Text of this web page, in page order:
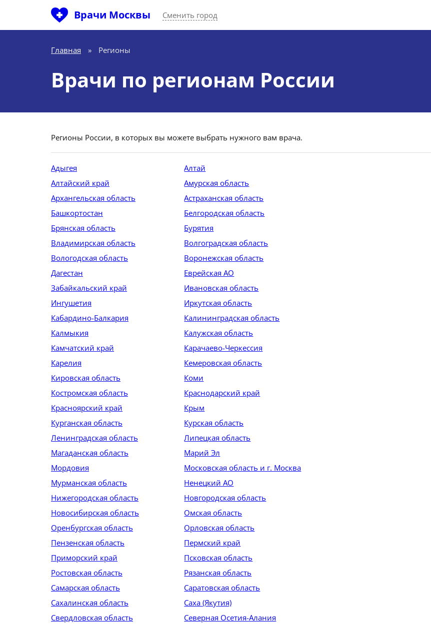
Врачи Москвы Сменить город
Главная » Регионы
Врачи по регионам России
Регионы России, в которых вы можете выбрать нужного вам врача.
Адыгея
Алтай
Алтайский край
Амурская область
Архангельская область
Астраханская область
Башкортостан
Белгородская область
Брянская область
Бурятия
Владимирская область
Волгоградская область
Вологодская область
Воронежская область
Дагестан
Еврейская АО
Забайкальский край
Ивановская область
Ингушетия
Иркутская область
Кабардино-Балкария
Калининградская область
Калмыкия
Калужская область
Камчатский край
Карачаево-Черкессия
Карелия
Кемеровская область
Кировская область
Коми
Костромская область
Краснодарский край
Красноярский край
Крым
Курганская область
Курская область
Ленинградская область
Липецкая область
Магаданская область
Марий Эл
Мордовия
Московская область и г. Москва
Мурманская область
Ненецкий АО
Нижегородская область
Новгородская область
Новосибирская область
Омская область
Оренбургская область
Орловская область
Пензенская область
Пермский край
Приморский край
Псковская область
Ростовская область
Рязанская область
Самарская область
Саратовская область
Сахалинская область
Саха (Якутия)
Свердловская область
Северная Осетия-Алания